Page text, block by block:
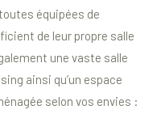
équipées de
de leur propre salle
une vaste salle
ainsi qu’un espace
selon vos envies :